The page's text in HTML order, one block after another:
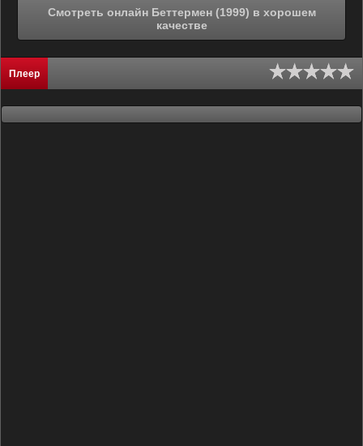
Смотреть онлайн Беттермен (1999) в хорошем
качестве
Плеер